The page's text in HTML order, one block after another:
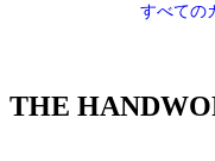
すべての
THE